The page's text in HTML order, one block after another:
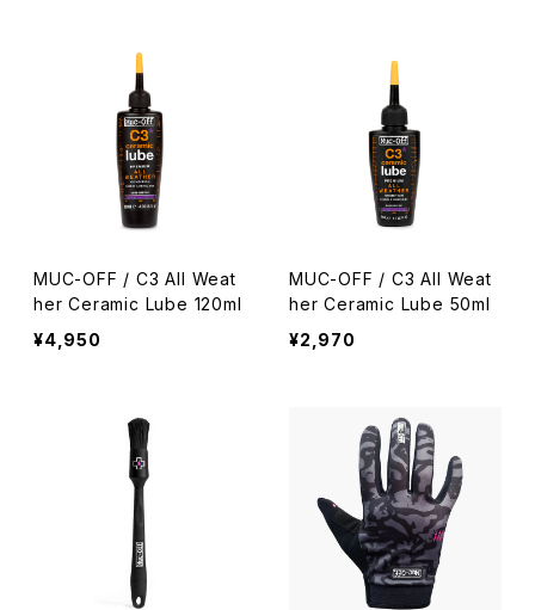
MUC-OFF / C3 All Weat
her Ceramic Lube 120ml
¥4,950
MUC-OFF / C3 All Weat
her Ceramic Lube 50ml
¥2,970